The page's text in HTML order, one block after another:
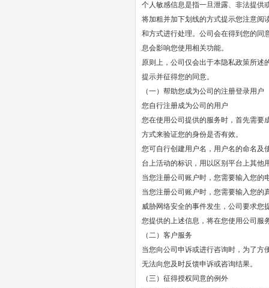
个人敏感信息是指一旦泄露、非法提供
将加粗并加下划线的方式提示您注意阅
和方式进行处理。公司会在得到您的同
息会影响您使用相关功能。
原则上，公司仅会出于本隐私政策所述
提示并征得您的同意。
（一）帮助您成为公司的注册登录用户
您自行注册成为公司的用户
您在使用公司提供的服务时，首先需要
方式来验证您的身份是否有效。
您可自行创建用户名，用户名的命名及
台上活动的标识，用以区别平台上其他
当您注册公司账户时，您需要输入您的
当您注册公司账户时，您需要输入您的
威胁网络安全的事件发生，公司要求您
您提供的上述信息，将在您使用公司服
（二）客户服务
当您向公司申诉或进行咨询时，为了方
无法向您及时反馈申诉或咨询结果。
（三）征得授权同意的例外